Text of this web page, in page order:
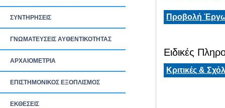
ΣΥΝΤΗΡΗΣΕΙΣ
ΓΝΩΜΑΤΕΥΣΕΙΣ ΑΥΘΕΝΤΙΚΟΤΗΤΑΣ
ΑΡΧΑΙΟΜΕΤΡΙΑ
ΕΠΙΣΤΗΜΟΝΙΚΟΣ ΕΞΟΠΛΙΣΜΟΣ
ΕΚΘΕΣΕΙΣ
Προβολή
Ειδικές
Κριτικές &